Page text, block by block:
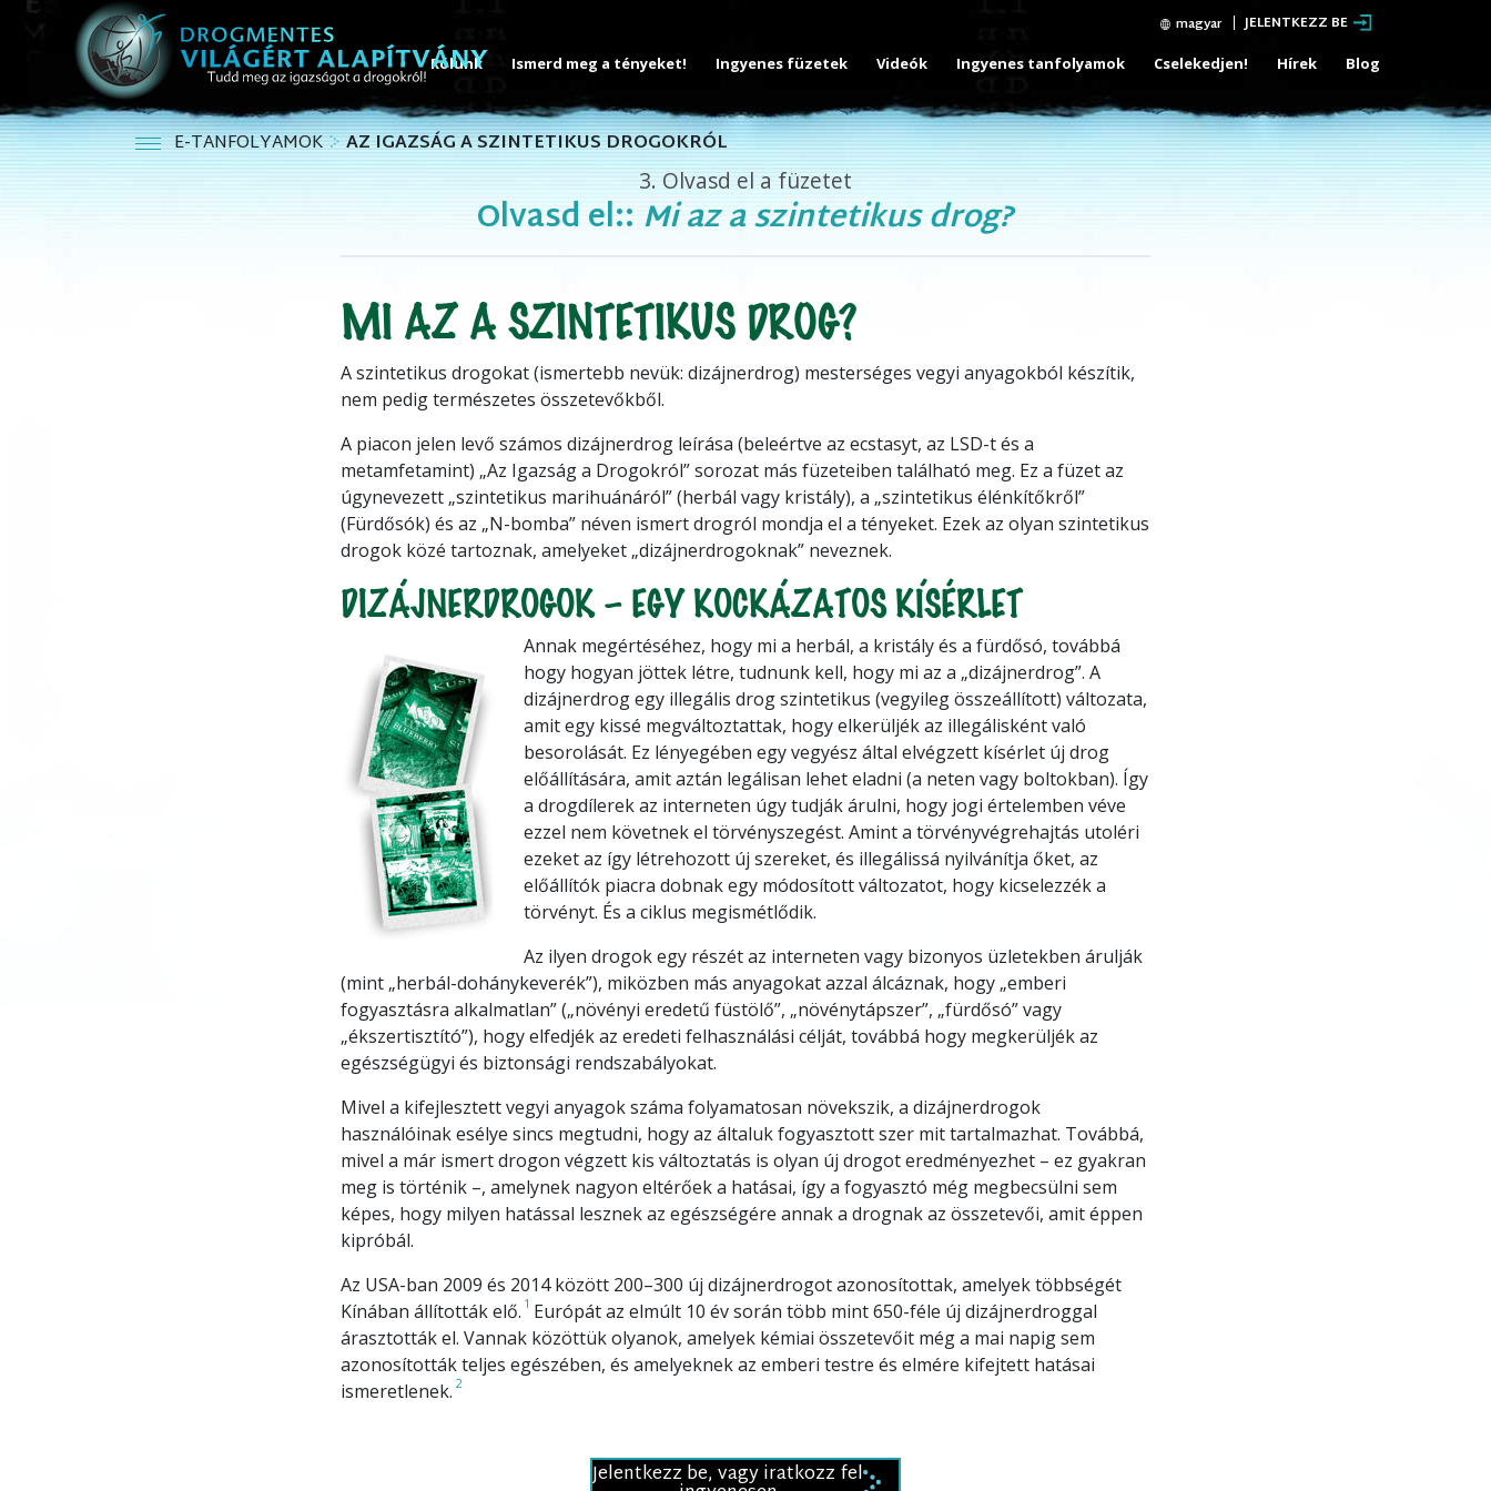
magyar JELENTKEZZ BE
Rólunk Ismerd meg a tényeket! Ingyenes füzetek Videók Ingyenes tanfolyamok Cselekedjen! Hírek Blog
E-TANFOLYAMOK AZ IGAZSÁG A SZINTETIKUS DROGOKRÓL
3. Olvasd el a füzetet
Olvasd el:: Mi az a szintetikus drog?
MI AZ A SZINTETIKUS DROG?
A szintetikus drogokat (ismertebb nevük: dizájnerdrog) mesterséges vegyi anyagokból készítik,
nem pedig természetes összetevőkből.
A piacon jelen levő számos dizájnerdrog leírása (beleértve az ecstasyt, az LSD-t és a
metamfetamint) „Az Igazság a Drogokról” sorozat más füzeteiben található meg. Ez a füzet az
úgynevezett „szintetikus marihuánáról” (herbál vagy kristály), a „szintetikus élénkítőkről”
(Fürdősók) és az „N-bomba” néven ismert drogról mondja el a tényeket. Ezek az olyan szintetikus
drogok közé tartoznak, amelyeket „dizájnerdrogoknak” neveznek.
DIZÁJNERDROGOK – EGY KOCKÁZATOS KÍSÉRLET
Annak megértéséhez, hogy mi a herbál, a kristály és a fürdősó, továbbá
hogy hogyan jöttek létre, tudnunk kell, hogy mi az a „dizájnerdrog”. A
dizájnerdrog egy illegális drog szintetikus (vegyileg összeállított) változata,
amit egy kissé megváltoztattak, hogy elkerüljék az illegálisként való
besorolását. Ez lényegében egy vegyész által elvégzett kísérlet új drog
előállítására, amit aztán legálisan lehet eladni (a neten vagy boltokban). Így
a drogdílerek az interneten úgy tudják árulni, hogy jogi értelemben véve
ezzel nem követnek el törvényszegést. Amint a törvényvégrehajtás utoléri
ezeket az így létrehozott új szereket, és illegálissá nyilvánítja őket, az
előállítók piacra dobnak egy módosított változatot, hogy kicselezzék a
törvényt. És a ciklus megismétlődik.
Az ilyen drogok egy részét az interneten vagy bizonyos üzletekben árulják
(mint „herbál-dohánykeverék”), miközben más anyagokat azzal álcáznak, hogy „emberi
fogyasztásra alkalmatlan” („növényi eredetű füstölő”, „növénytápszer”, „fürdősó” vagy
„ékszertisztító”), hogy elfedjék az eredeti felhasználási célját, továbbá hogy megkerüljék az
egészségügyi és biztonsági rendszabályokat.
Mivel a kifejlesztett vegyi anyagok száma folyamatosan növekszik, a dizájnerdrogok
használóinak esélye sincs megtudni, hogy az általuk fogyasztott szer mit tartalmazhat. Továbbá,
mivel a már ismert drogon végzett kis változtatás is olyan új drogot eredményezhet – ez gyakran
meg is történik –, amelynek nagyon eltérőek a hatásai, így a fogyasztó még megbecsülni sem
képes, hogy milyen hatással lesznek az egészségére annak a drognak az összetevői, amit éppen
kipróbál.
Az USA-ban 2009 és 2014 között 200–300 új dizájnerdrogot azonosítottak, amelyek többségét
Kínában állították elő. 1 Európát az elmúlt 10 év során több mint 650-féle új dizájnerdroggal
árasztották el. Vannak közöttük olyanok, amelyek kémiai összetevőit még a mai napig sem
azonosították teljes egészében, és amelyeknek az emberi testre és elmére kifejtett hatásai
ismeretlenek. 2
Jelentkezz be, vagy iratkozz fel